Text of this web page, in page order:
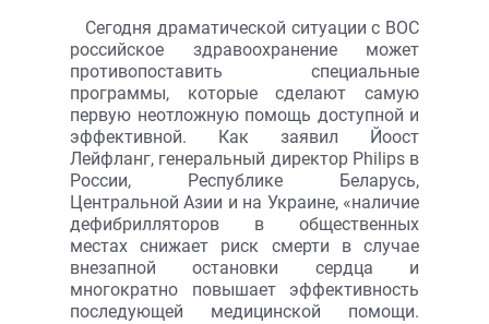
Сегодня драматической ситуации с ВОС
российское здравоохранение может
противопоставить специальные
программы, которые сделают самую
первую неотложную помощь доступной и
эффективной. Как заявил Йоост
Лейфланг, генеральный директор Philips в
России, Республике Беларусь,
Центральной Азии и на Украине, «наличие
дефибрилляторов в общественных
местах снижает риск смерти в случае
внезапной остановки сердца и
многократно повышает эффективность
последующей медицинской помощи.